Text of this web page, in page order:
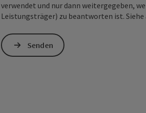
verwendet und nur dann weitergegeben,
Leistungsträger) zu beantworten ist. Siehe
Senden